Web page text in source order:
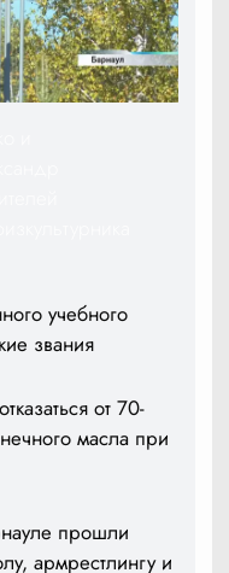
учебного
звания
от 70-
масла при
прошли
армрестлингу и